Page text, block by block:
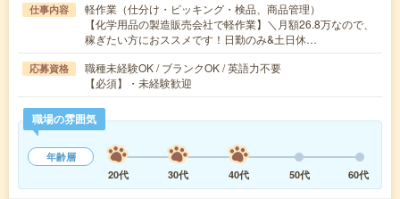
仕事内容
軽作業（仕分け・ピッキング・検品、商品管理）
【化学用品の製造販売会社で軽作業】＼月額26.8万なので、
稼ぎたい方におススメです！日勤のみ&土日休…
応募資格
職種未経験OK / ブランクOK / 英語力不要
【必須】・未経験歓迎
職場の雰囲気
年齢層
20代
30代 40代 50代 60代